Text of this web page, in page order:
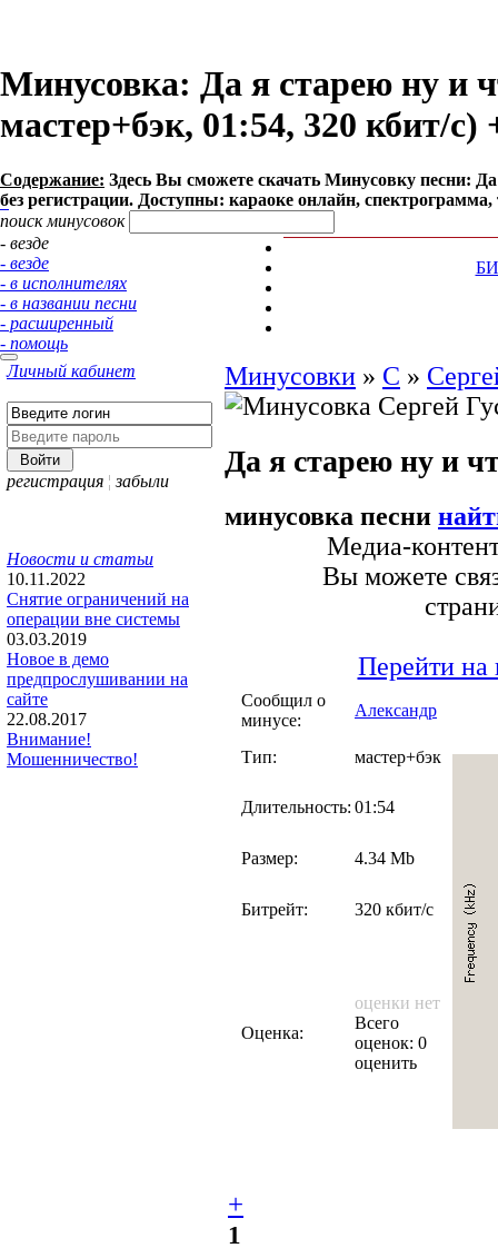
Минусовка: Да я старею ну и
мастер+бэк, 01:54, 320 кбит/с)
Содержание: Здесь Вы сможете cкачать Минусовку песни:
без регистрации. Доступны: караоке онлайн,
поиск минусовок
- везде
- везде
- в исполнителях
- в названии песни
- расширенный
- помощь
Личный кабинет
регистрация ¦ забыли
Новости и статьи
10.11.2022
Снятие ограничений на
операции вне системы
03.03.2019
Новое в демо
предпрослушивании на
сайте
22.08.2017
Внимание!
Мошенничество!
Минусовки » С »
Да я старею ну и
минусовка песни
Медиа-
Вы можете
Перейти на
Сообщил о
минусе:
Александр
Тип: мастер+бэк
Длительность: 01:54
Размер: 4.34 Mb
Битрейт: 320 кбит/с
Оценка:
оценки нет
Всего
оценок: 0
оценить
+
1